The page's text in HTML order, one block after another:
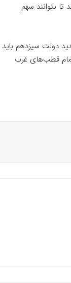
بتوانند سهم
دولت سیزدهم باید
قطب‌های غرب